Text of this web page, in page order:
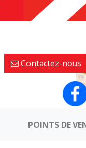
Contactez-nous
POINTS DE